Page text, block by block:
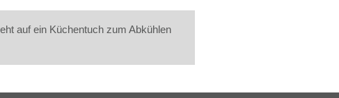
auf ein Küchentuch zum Abkühlen